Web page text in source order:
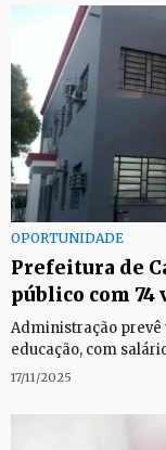
OPORTUNIDADE
Prefeitura de
público com 74
Administração prevê
educação, com
17/11/2025